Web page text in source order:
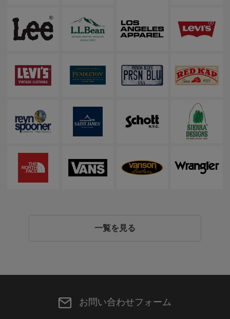
一覧を見る
お問い合わせフォーム